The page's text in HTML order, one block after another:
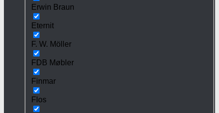
Erwin Braun
Eternit
F. W. Möller
FDB Møbler
Finmar
Flos